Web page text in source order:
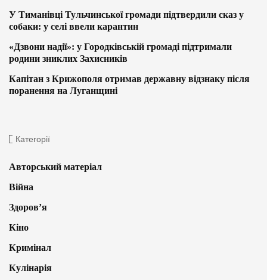
У Тиманівці Тульчинської громади підтвердили сказ у
собаки: у селі ввели карантин
«Дзвони надії»: у Городківській громаді підтримали
родини зниклих Захисників
Капітан з Крижополя отримав державну відзнаку після
поранення на Луганщині
Категорії
Авторський матеріал
Війна
Здоров’я
Кіно
Кримінал
Кулінарія